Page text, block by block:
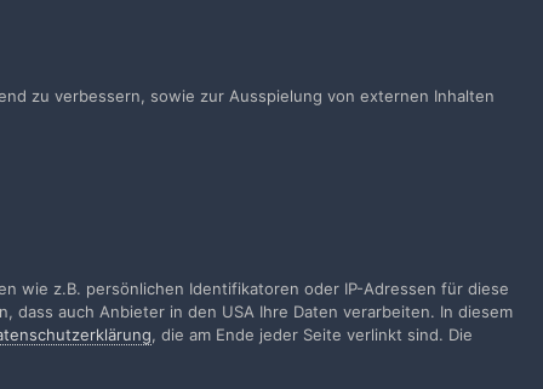
zu verbessern, sowie zur Ausspielung von externen Inhalten
wie z.B. persönlichen Identifikatoren oder IP-Adressen für diese
dass auch Anbieter in den USA Ihre Daten verarbeiten. In diesem
, die am Ende jeder Seite verlinkt sind. Die